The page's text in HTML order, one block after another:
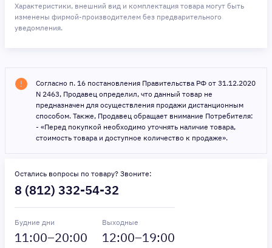
Характеристики, внешний вид и комплектация товара могут быть
изменены фирмой-производителем без предварительного
уведомления.
Согласно п. 16 постановления Правительства РФ от 31.12.2020
N 2463, Продавец определил, что данный товар не
предназначен для осуществления продажи дистанционным
способом. Также, Продавец обращает внимание Потребителя:
- «Перед покупкой необходимо уточнять наличие товара,
стоимость товара и доступное количество к продаже».
Остались вопросы по товару? Звоните:
8 (812) 332-54-32
Будние дни
11:00–20:00
Выходные
12:00–19:00